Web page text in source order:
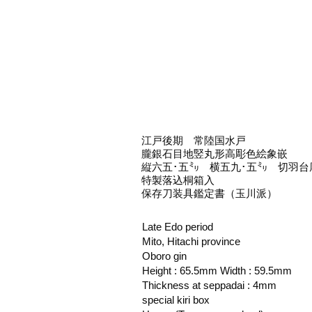
江戸後期 常陸国水戸
朧銀石目地竪丸形高彫色絵象嵌
縦六五･五㍉ 横五九･五㍉ 切羽台
特製落込桐箱入
保存刀装具鑑定書（玉川派）
Late Edo period
Mito, Hitachi province
Oboro gin
Height : 65.5mm Width : 59.5mm
Thickness at seppadai : 4mm
special kiri box